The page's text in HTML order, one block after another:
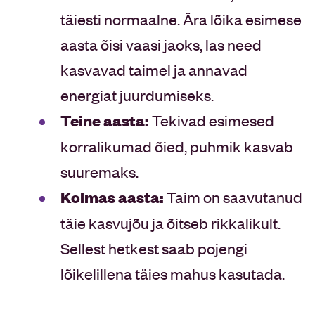
täiesti normaalne. Ära lõika esimese
aasta õisi vaasi jaoks, las need
kasvavad taimel ja annavad
energiat juurdumiseks.
Teine aasta:Tekivad esimesed
korralikumad õied, puhmik kasvab
suuremaks.
Kolmas aasta:Taim on saavutanud
täie kasvujõu ja õitseb rikkalikult.
Sellest hetkest saab pojengi
lõikelillena täies mahus kasutada.